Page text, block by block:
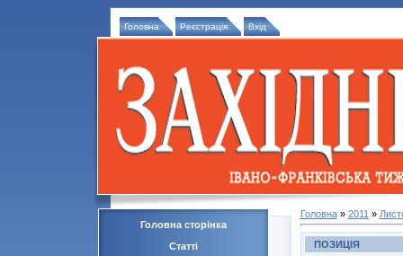
Головна Реєстрація Вхід
Головна сторінка
Статті
Головна» 2011 »
ПОЗИЦІЯ